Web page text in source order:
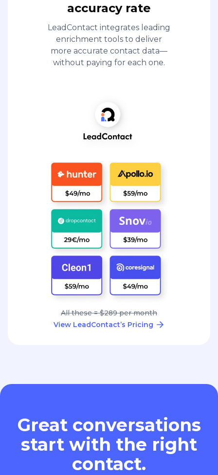
accuracy rate
LeadContact integrates leading
enrichment tools to deliver
more accurate contact data—
without paying for each one.
All these = $289 per month
View LeadContact’s Pricing
Great conversations
start with the right
contact.